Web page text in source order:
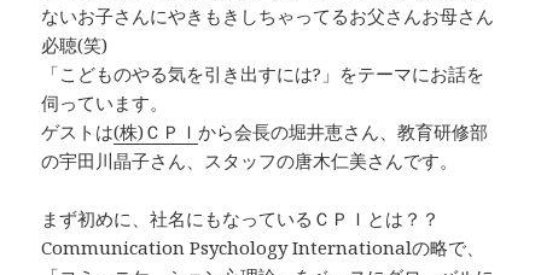
ないお子さんにやきもきしちゃってるお父さんお母さん
必聴(笑)
「こどものやる気を引き出すには?」をテーマにお話を
伺っています。
ゲストは(株)ＣＰＩから会長の堀井恵さん、教育研修部
の宇田川晶子さん、スタッフの唐木仁美さんです。
まず初めに、社名にもなっているＣＰＩとは？？
Communication Psychology Internationalの略で、